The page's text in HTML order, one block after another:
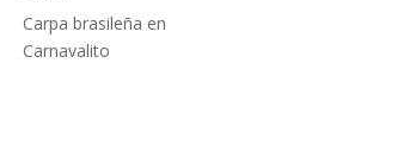
Carpa brasileña en
Carnavalito